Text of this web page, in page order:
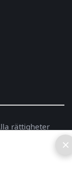
rättigheter
×